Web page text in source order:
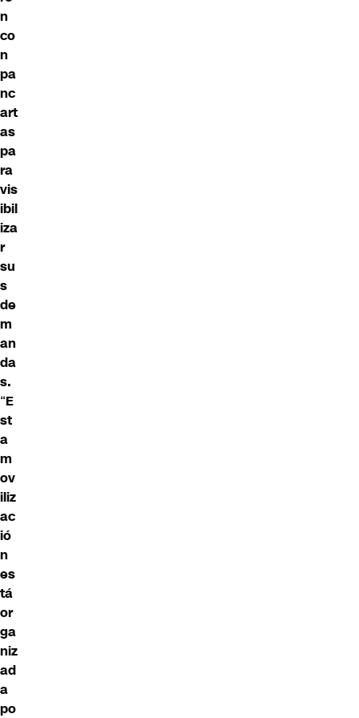
n
co
n
pa
nc
art
as
pa
ra
vis
ibil
iza
r
su
s
de
m
an
da
s.
“E
st
a
m
ov
iliz
ac
ió
n
es
tá
or
ga
niz
ad
a
po